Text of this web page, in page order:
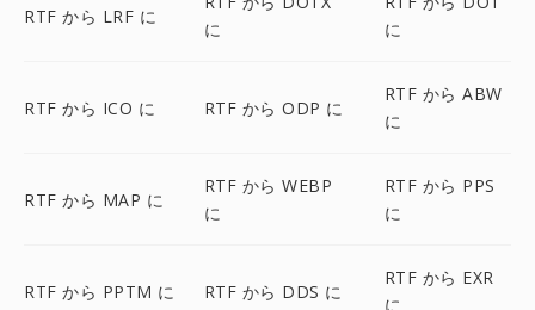
RTF から LRF に
に
に
RTF から ICO に RTF から ODP に
RTF から ABW
に
RTF から MAP に
RTF から WEBP
に
RTF から PPS
に
RTF から PPTM に RTF から DDS に
RTF から EXR
に